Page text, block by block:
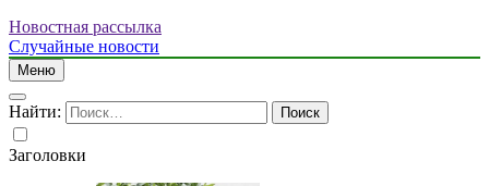
Новостная рассылка
Случайные новости
Меню
Найти:
Заголовки